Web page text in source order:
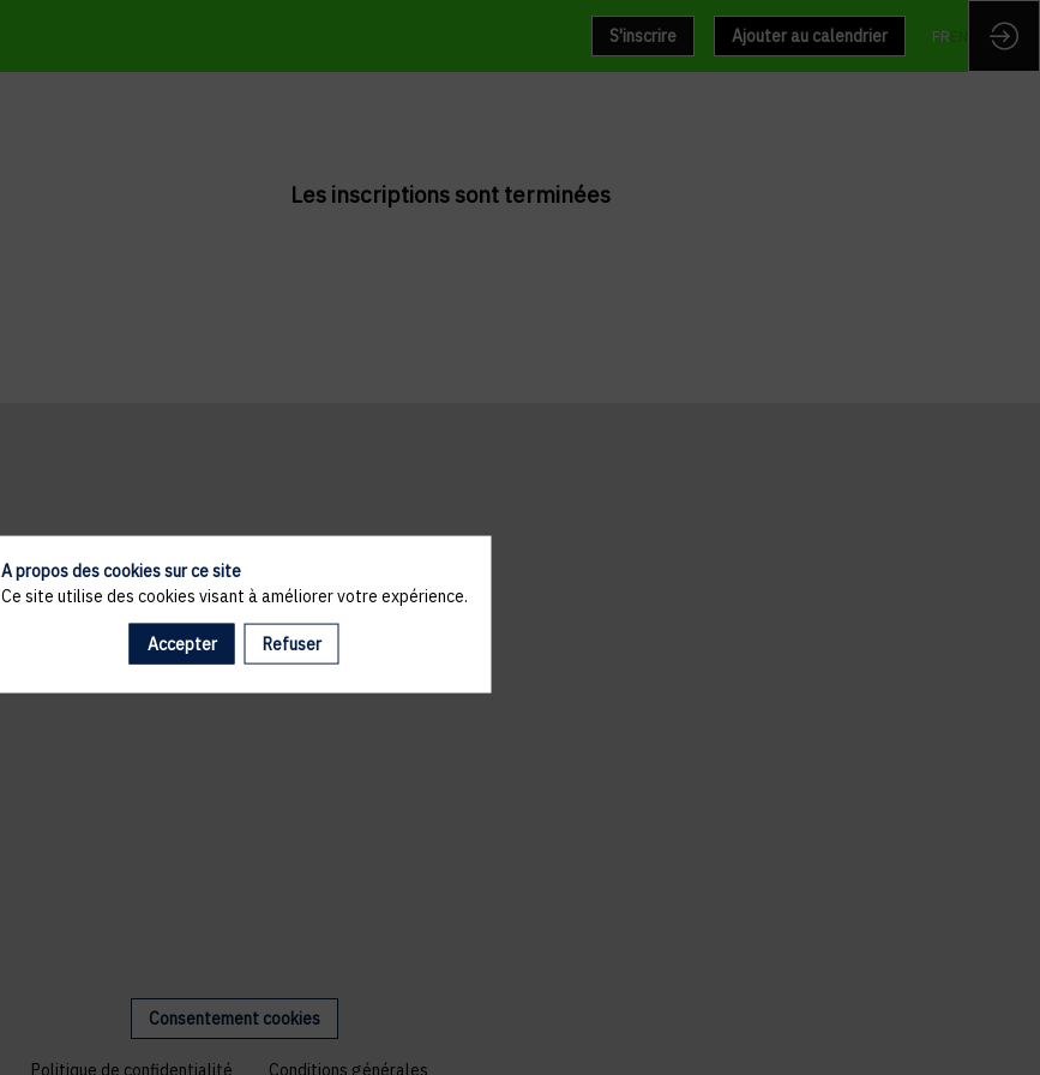
S'inscrire Ajouter au calendrier FR
Les inscriptions sont terminées
Consentement cookies
Politique de confidentialité Conditions générales
A propos des cookies sur ce site
Ce site utilise des cookies visant à améliorer votre expérience.
Accepter Refuser